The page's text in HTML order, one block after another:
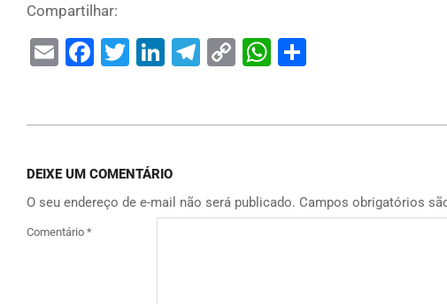
Compartilhar:
EmailFacebook
Twitter
LinkedIn
Telegram
CopyWhatsApp
DEIXE UM COMENTÁRIO
O seu endereço de e-mail não será publicado. Campos obrigatórios
Comentário *